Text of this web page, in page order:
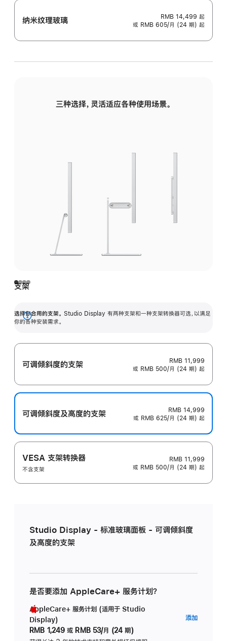
纳米纹理玻璃 RMB 14,499 起
或 RMB 605/月 (24 期) 起
三种选择，灵活适应各种使用场景。
支架
选择你合用的支架。 Studio Display 有两种支架和一种支架转换器可选，以满足
你的各种安装需求。
展
可调倾斜度的支架
RMB 11,999
或 RMB 500/月 (24 期) 起
可调倾斜度及高‍度的支‍架
RMB 14,999
或 RMB 625/月 (24 期) 起
VESA 支架转换器
不含支架
RMB 11,999
或 RMB 500/月 (24 期) 起
Studio Display - 标准玻璃面板 - 可调倾斜度
及高度的支架
是否要添加 AppleCare+ 服务计划？
AppleCare+ 服务计划 (适用于 Studio
Display)
RMB 1,249 或 RMB 53/月 (24 期)
添加